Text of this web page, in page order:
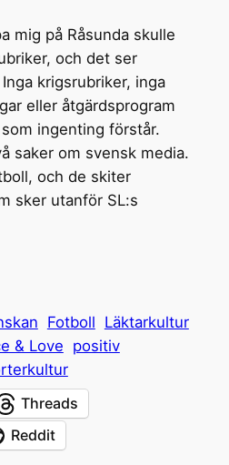
mig på Råsunda skulle
och det ser
krigsrubriker, inga
eller åtgärdsprogram
ingenting förstår.
saker om svensk media.
och de skiter
sker utanför SL:s
Fotboll Läktarkultur
& Love positiv
Threads
Reddit